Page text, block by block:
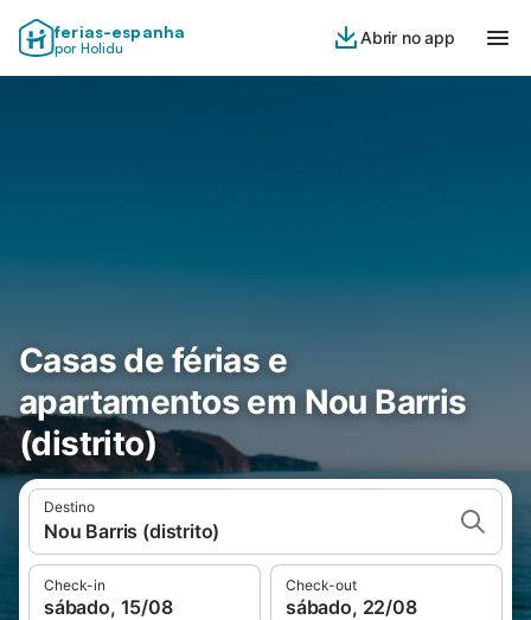
ferias-espanha
por Holidu
Abrir no app
Casas de férias e
apartamentos em Nou Barris
(distrito)
Destino
Nou Barris (distrito)
Check-in
sábado, 15/08
Check-out
sábado, 22/08